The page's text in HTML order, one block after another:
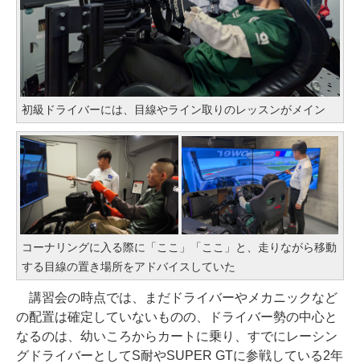
初級ドライバーには、目線やライン取りのレッスンがメイン
コーナリングに入る際に「ここ」「ここ」と、走りながら移動
する目線の置き場所をアドバイスしていた
講習会の時点では、まだドライバーやメカニックなど
の配置は確定していないものの、ドライバー勢の中心と
なるのは、幼いころからカートに乗り、すでにレーシン
グドライバーとしてS耐やSUPER GTに参戦している2年